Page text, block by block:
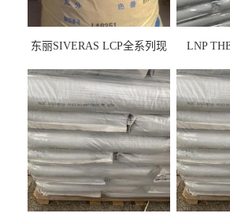
东丽SIVERAS LCP全系列现
LNP